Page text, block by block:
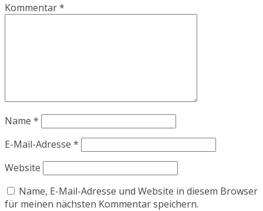
Kommentar*
Name *
E-Mail-Adresse *
Website
Name, E-Mail-Adresse und Website in diesem Browser
für meinen nächsten Kommentar speichern.